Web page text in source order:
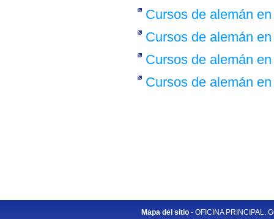
Cursos de alemán
Cursos de alemán
Cursos de alemán
Cursos de alemán
Mapa del sitio- OFICINA PRINCIPAL.